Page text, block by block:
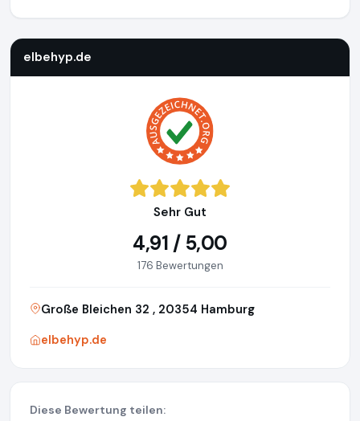
elbehyp.de
Sehr Gut
4,91 / 5,00
176 Bewertungen
Große Bleichen 32 , 20354 Hamburg
elbehyp.de
Diese Bewertung teilen: